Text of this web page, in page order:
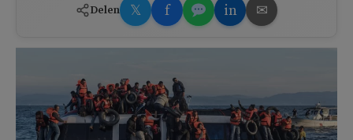
Delen 𝕏 f in ✉